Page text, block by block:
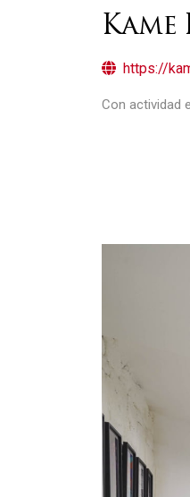
https://
Con actividad